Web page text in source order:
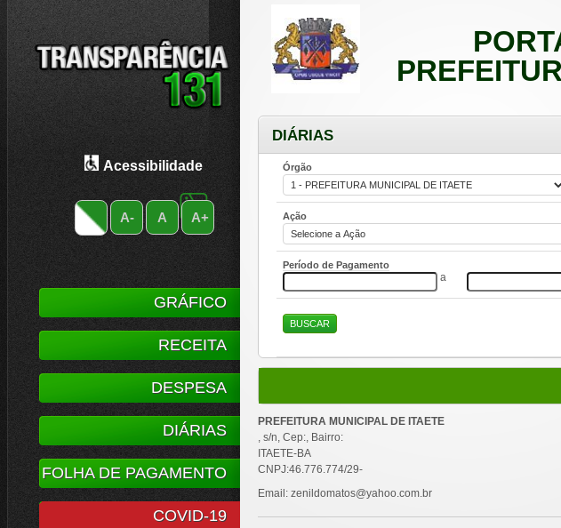
Acessibilidade
A- A A+
GRÁFICO
RECEITA
DESPESA
DIÁRIAS
FOLHA DE PAGAMENTO
COVID-19
DIÁRIAS
Órgão
Ação
Período de Pagamento
a
PREFEITURA MUNICIPAL DE ITAETE
, s/n, Cep:, Bairro:
ITAETE-BA
CNPJ:46.776.774/29-
Email: zenildomatos@yahoo.com.br